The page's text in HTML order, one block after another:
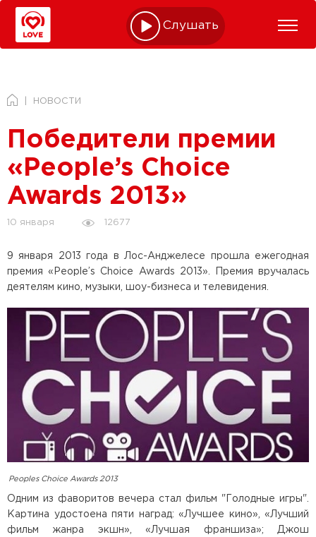
Слушать online
НОВОСТИ
Победители премии
«People’s Choice
Awards 2013»
10 января 12677
9 января 2013 года в Лос-Анджелесе прошла ежегодная
премия «People’s Choice Awards 2013». Премия вручалась
деятелям кино, музыки, шоу-бизнеса и телевидения.
Peoples Choice Awards 2013
Одним из фаворитов вечера стал фильм "Голодные игры".
Картина удостоена пяти наград: «Лучшее кино», «Лучший
фильм жанра экшн», «Лучшая франшиза»; Джош